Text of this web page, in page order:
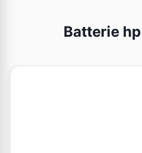
Batterie